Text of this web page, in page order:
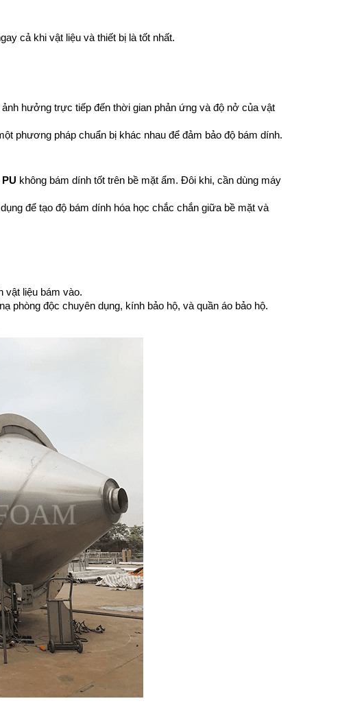
cả khi vật liệu và thiết bị là tốt nhất.
hưởng trực tiếp đến thời gian phản ứng và độ nở của vật
phương pháp chuẩn bị khác nhau để đảm bảo độ bám dính.
PU không bám dính tốt trên bề mặt ẩm. Đôi khi, cần dùng máy
để tạo độ bám dính hóa học chắc chắn giữa bề mặt và
vật liệu bám vào.
phòng độc chuyên dụng, kính bảo hộ, và quần áo bảo hộ.